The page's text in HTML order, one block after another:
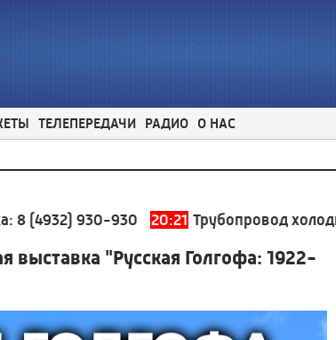
ТЕЛЕПЕРЕДАЧИ РАДИО О НАС
930 20:21 Трубопровод холодного
выставка "Русская Голгофа: 1922-